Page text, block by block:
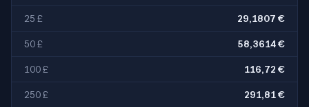
25 £ 29,1807 €
50 £ 58,3614 €
100 £ 116,72 €
250 £ 291,81 €